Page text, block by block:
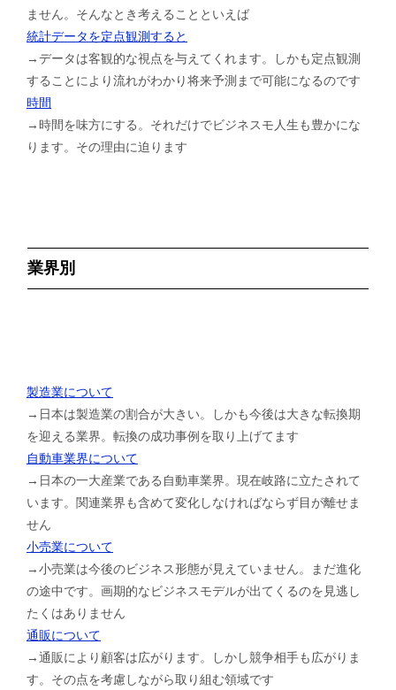
ません。そんなとき考えることといえば
統計データを定点観測すると
→データは客観的な視点を与えてくれます。しかも定点観測
することにより流れがわかり将来予測まで可能になるのです
時間
→時間を味方にする。それだけでビジネスモ人生も豊かにな
ります。その理由に迫ります
業界別
製造業について
→日本は製造業の割合が大きい。しかも今後は大きな転換期
を迎える業界。転換の成功事例を取り上げてます
自動車業界について
→日本の一大産業である自動車業界。現在岐路に立たされて
います。関連業界も含めて変化しなければならず目が離せま
せん
小売業について
→小売業は今後のビジネス形態が見えていません。まだ進化
の途中です。画期的なビジネスモデルが出てくるのを見逃し
たくはありません
通販について
→通販により顧客は広がります。しかし競争相手も広がりま
す。その点を考慮しながら取り組む領域です